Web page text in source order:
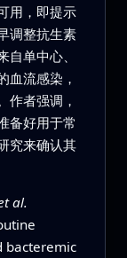
用，即提示
调整抗生素
单中心、
血流感染，
作者强调，
备好用于常
究来确认其
al.
bacteremic